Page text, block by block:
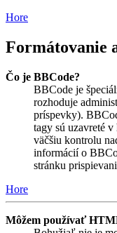
Hore
Formátovanie
Čo je BBCode?
BBCode je
rozhoduje
príspevky).
tagy sú uzavreté
väčšiu kontrolu
informácií o
stránku
Hore
Môžem používať